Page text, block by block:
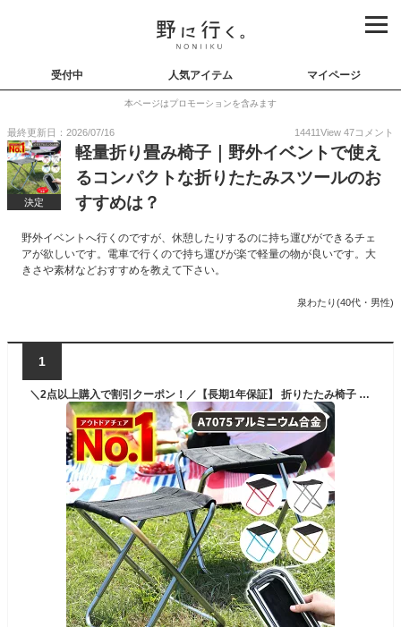
受付中 人気アイテム マイページ
本ページはプロモーションを含みます
最終更新日：2026/07/16 14411View 47コメント
決定
軽量折り畳み椅子｜野外イベントで使え
るコンパクトな折りたたみスツールのお
すすめは？
野外イベントへ行くのですが、休憩したりするのに持ち運びができるチェ
アが欲しいです。電車で行くので持ち運びが楽で軽量の物が良いです。大
きさや素材などおすすめを教えて下さい。
泉わたり(40代・男性)
1
＼2点以上購入で割引クーポン！／【長期1年保証】 折りたたみ椅子 軽量 持ち運び コンパクト アウトドア アウトドアチェア 折りたたみ椅子軽量コンパクト 折り畳み椅子 簡易椅子 折りたたみチェア 携帯椅子 キャンプ 軽い ポータブルチェア アルミ 運動会 ゴルフ観戦